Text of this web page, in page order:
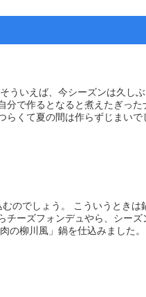
ういえば、今シーズンは久し
分で作るとなると煮えたぎった
らくて夏の間は作らずじまいで
のでしょう。 こういうときは
チーズフォンデュやら、シーズ
の柳川風」鍋を仕込みました